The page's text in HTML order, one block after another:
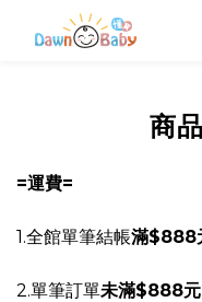
商
=運費=
1.全館單筆結帳滿$888
2.單筆訂單未滿$888元